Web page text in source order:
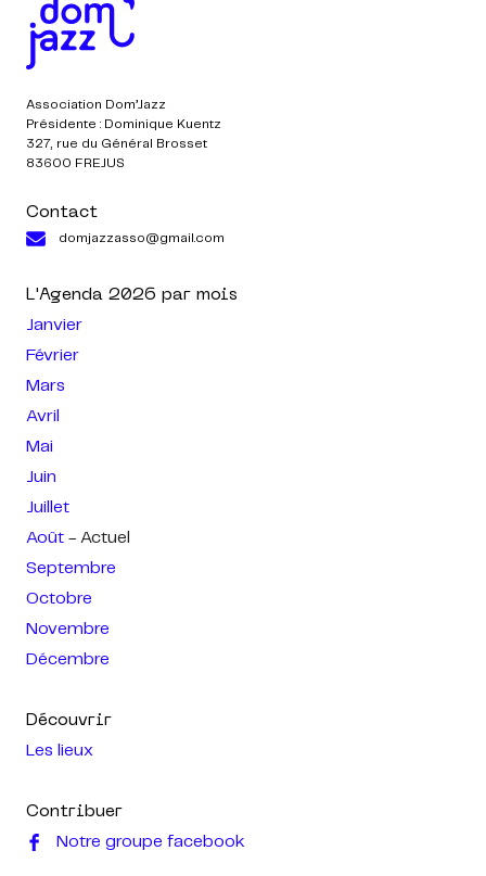
Association Dom’Jazz
Présidente : Dominique Kuentz
327, rue du Général Brosset
83600 FREJUS
Contact
domjazzasso@gmail.com
L'Agenda 2026 par mois
Janvier
Février
Mars
Avril
Mai
Juin
Juillet
Août - Actuel
Septembre
Octobre
Novembre
Décembre
Découvrir
Les lieux
Contribuer
Notre groupe facebook